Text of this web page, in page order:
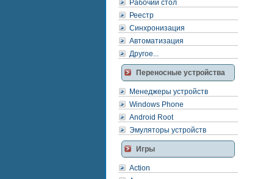
Рабочий стол
Реестр
Синхронизация
Автоматизация
Другое...
Переносные устройства
Менеджеры устройств
Windows Phone
Android Root
Эмуляторы устройств
Игры
Action